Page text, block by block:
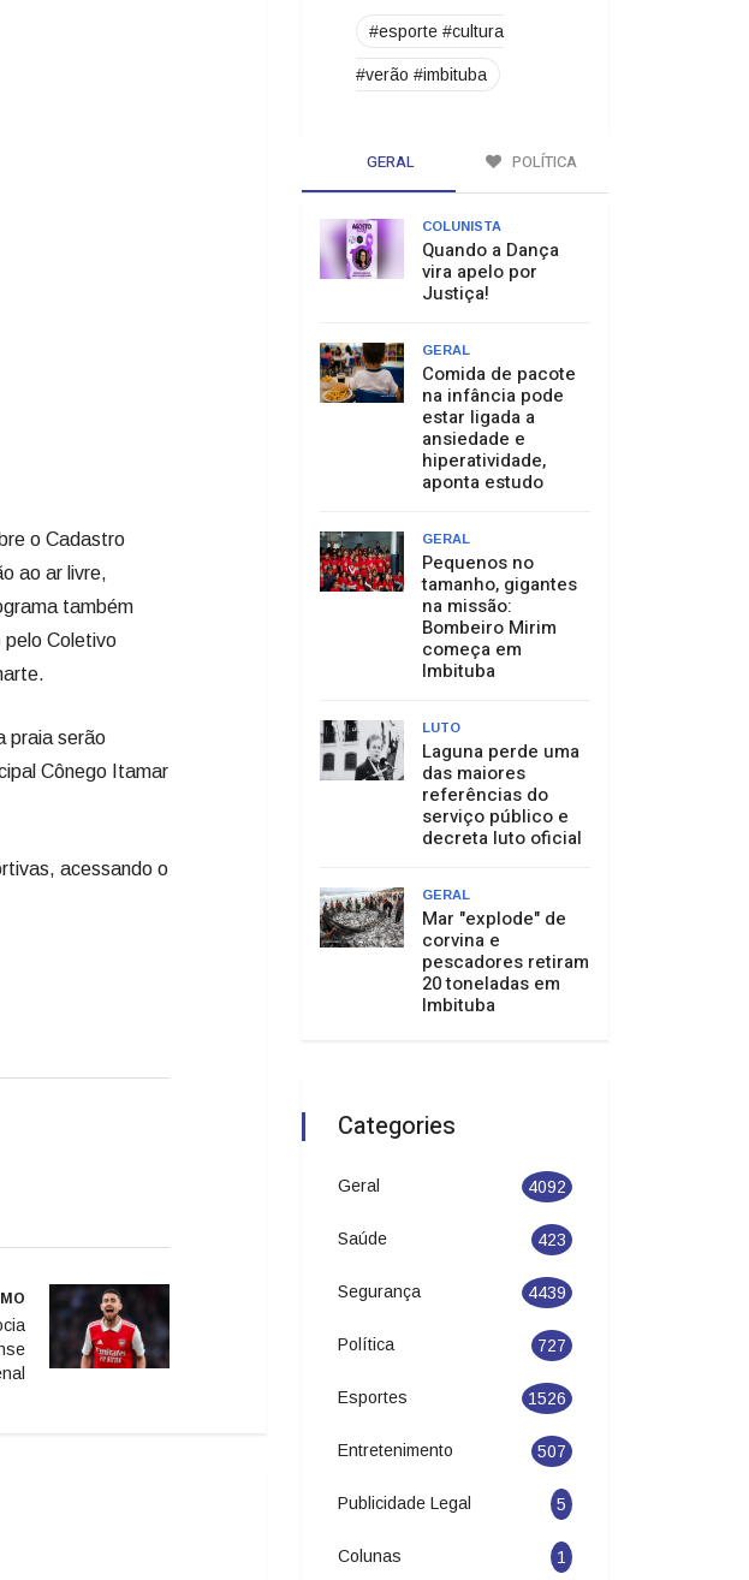
o Cadastro
ao ar livre,
também
pelo Coletivo
praia serão
Cônego Itamar
acessando o
#esporte #cultura
#verão #imbituba
GERAL POLÍTICA
COLUNISTA
Quando a Dança
vira apelo por
Justiça!
GERAL
Comida de pacote
na infância pode
estar ligada a
ansiedade e
hiperatividade,
aponta estudo
GERAL
Pequenos no
tamanho, gigantes
na missão:
Bombeiro Mirim
começa em
Imbituba
LUTO
Laguna perde uma
das maiores
referências do
serviço público e
decreta luto oficial
GERAL
Mar "explode" de
corvina e
pescadores retiram
20 toneladas em
Imbituba
Categories
Geral 4092
Saúde 423
Segurança 4439
Política 727
Esportes 1526
Entretenimento 507
Publicidade Legal 5
Colunas 1